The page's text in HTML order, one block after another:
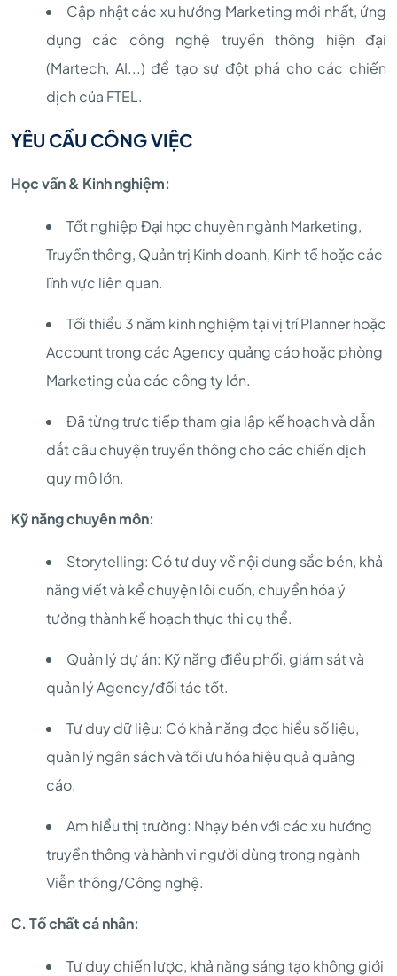
Cập nhật các xu hướng Marketing mới nhất, ứng
dụng các công nghệ truyền thông hiện đại
(Martech, AI...) để tạo sự đột phá cho các chiến
dịch của FTEL.
YÊU CẦU CÔNG VIỆC
Học vấn & Kinh nghiệm:
Tốt nghiệp Đại học chuyên ngành Marketing,
Truyền thông, Quản trị Kinh doanh, Kinh tế hoặc các
lĩnh vực liên quan.
Tối thiểu 3 năm kinh nghiệm tại vị trí Planner hoặc
Account trong các Agency quảng cáo hoặc phòng
Marketing của các công ty lớn.
Đã từng trực tiếp tham gia lập kế hoạch và dẫn
dắt câu chuyện truyền thông cho các chiến dịch
quy mô lớn.
Kỹ năng chuyên môn:
Storytelling: Có tư duy về nội dung sắc bén, khả
năng viết và kể chuyện lôi cuốn, chuyển hóa ý
tưởng thành kế hoạch thực thi cụ thể.
Quản lý dự án: Kỹ năng điều phối, giám sát và
quản lý Agency/đối tác tốt.
Tư duy dữ liệu: Có khả năng đọc hiểu số liệu,
quản lý ngân sách và tối ưu hóa hiệu quả quảng
cáo.
Am hiểu thị trường: Nhạy bén với các xu hướng
truyền thông và hành vi người dùng trong ngành
Viễn thông/Công nghệ.
C. Tố chất cá nhân:
Tư duy chiến lược, khả năng sáng tạo không giới